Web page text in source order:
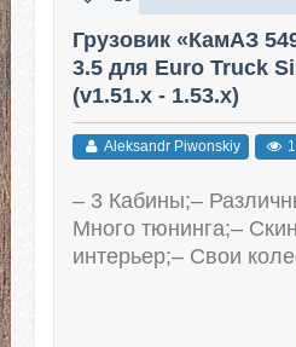
Грузовик «КамАЗ
3.5 для Euro Truck
(v1.51.x - 1.53.x)
Aleksandr Piwonskiy
– 3 Кабины;–
Много тюнинга;–
интерьер;– Свои